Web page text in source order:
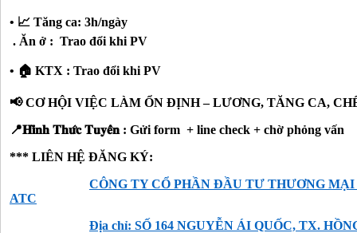
• 📈 Tăng ca: 3h/ngày
. Ăn ở : Trao đổi khi PV
• 🏠 KTX : Trao đổi khi PV
📢 CƠ HỘI VIỆC LÀM ỔN ĐỊNH – LƯƠNG, TĂNG CA,
📍𝐇𝐢̀𝐧𝐡 𝐓𝐡𝐮𝐜𝐓𝐮𝐲𝐞𝐧 : Gửi form + line check + chờ phỏng vấn
*** LIÊN HỆ ĐĂNG KÝ:
CÔNG TY CỔ PHẦN ĐẦU TƯ THƯƠNG
ATC
Địa chỉ: SỐ 164 NGUYỄN ÁI QUỐC, TX.